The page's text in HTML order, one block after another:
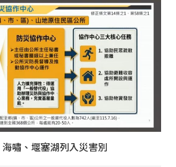
嘯、堰塞湖列入災害別